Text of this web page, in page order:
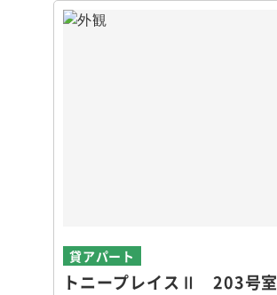
貸アパート
トニープレイスⅡ 203号室